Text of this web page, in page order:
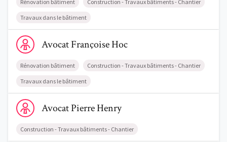
Rénovation bâtiment Construction - Travaux bâtiments - Chantier
Travaux dans le bâtiment
Voir le profil de AvocatFrançoise Hoc
AvocatFrançoiseHoc
Rénovation bâtiment Construction - Travaux bâtiments - Chantier
Travaux dans le bâtiment
Voir le profil de AvocatPierre Henry
AvocatPierreHenry
Construction - Travaux bâtiments - Chantier